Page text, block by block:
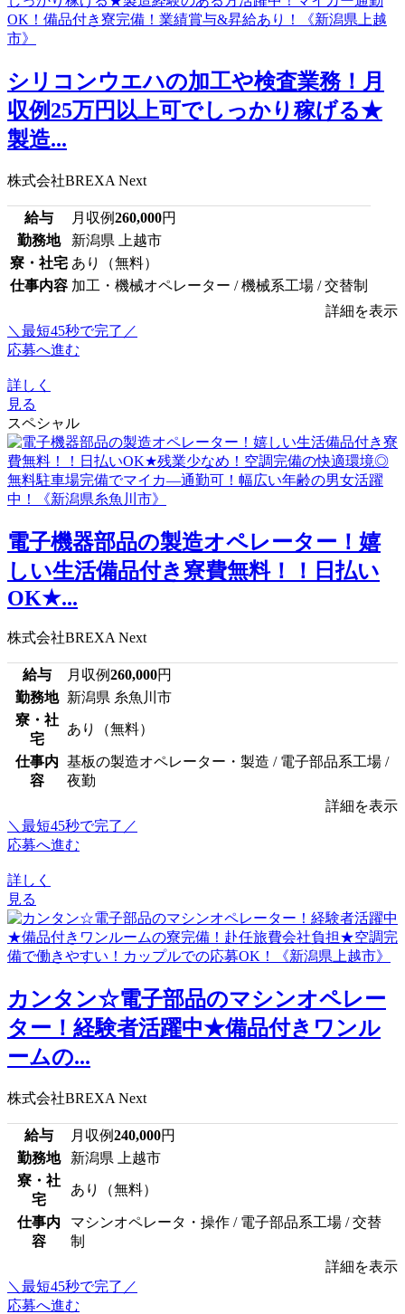
シリコンウエハの加工や検査業務！月
収例25万円以上可でしっかり稼げる★
製造...
株式会社BREXA Next
給与 月収例260,000円
勤務地
新潟県 上越市
寮・社宅 あり（無料）
仕事内容 加工・機械オペレーター / 機械系工場 / 交替制
詳細を表示
＼最短45秒で完了／
応募へ進む
詳しく
見る
スペシャル
電子機器部品の製造オペレーター！嬉
しい生活備品付き寮費無料！！日払い
OK★...
株式会社BREXA Next
給与 月収例260,000円
勤務地
新潟県 糸魚川市
寮・社
宅
あり（無料）
仕事内
容
基板の製造オペレーター・製造 / 電子部品系工場 /
夜勤
詳細を表示
＼最短45秒で完了／
応募へ進む
詳しく
見る
カンタン☆電子部品のマシンオペレー
ター！経験者活躍中★備品付きワンル
ームの...
株式会社BREXA Next
給与 月収例240,000円
勤務地
新潟県 上越市
寮・社
宅
あり（無料）
仕事内
容
マシンオペレータ・操作 / 電子部品系工場 / 交替
制
詳細を表示
＼最短45秒で完了／
応募へ進む